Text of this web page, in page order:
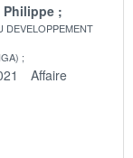
Philippe
DEVELOPPEMENT
Affaire